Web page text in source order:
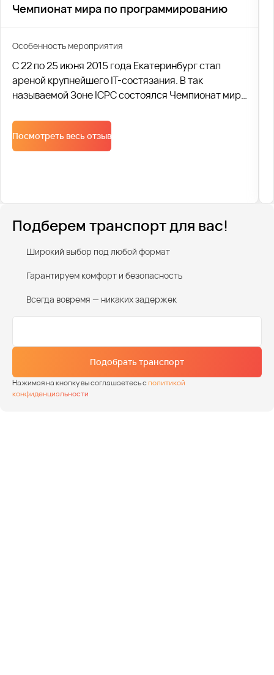
Чемпионат мира по программированию
Особенность мероприятия
С 22 по 25 июня 2015 года Екатеринбург стал
ареной крупнейшего IT-состязания. В так
называемой Зоне ICPC состоялся Чемпионат мира
команды из 89 стран боролись за звание “the best
in the world”. На протяжении трех конкурсных дней
мы перевозили по 1 500 человек ежедневно.
Посмотреть весь отзыв
Подберем транспорт для вас!
Широкий выбор под любой формат
Гарантируем комфорт и безопасность
Всегда вовремя — никаких задержек
Подобрать транспорт
Нажимая на кнопку вы соглашаетесь сполитикой
конфиденциальности